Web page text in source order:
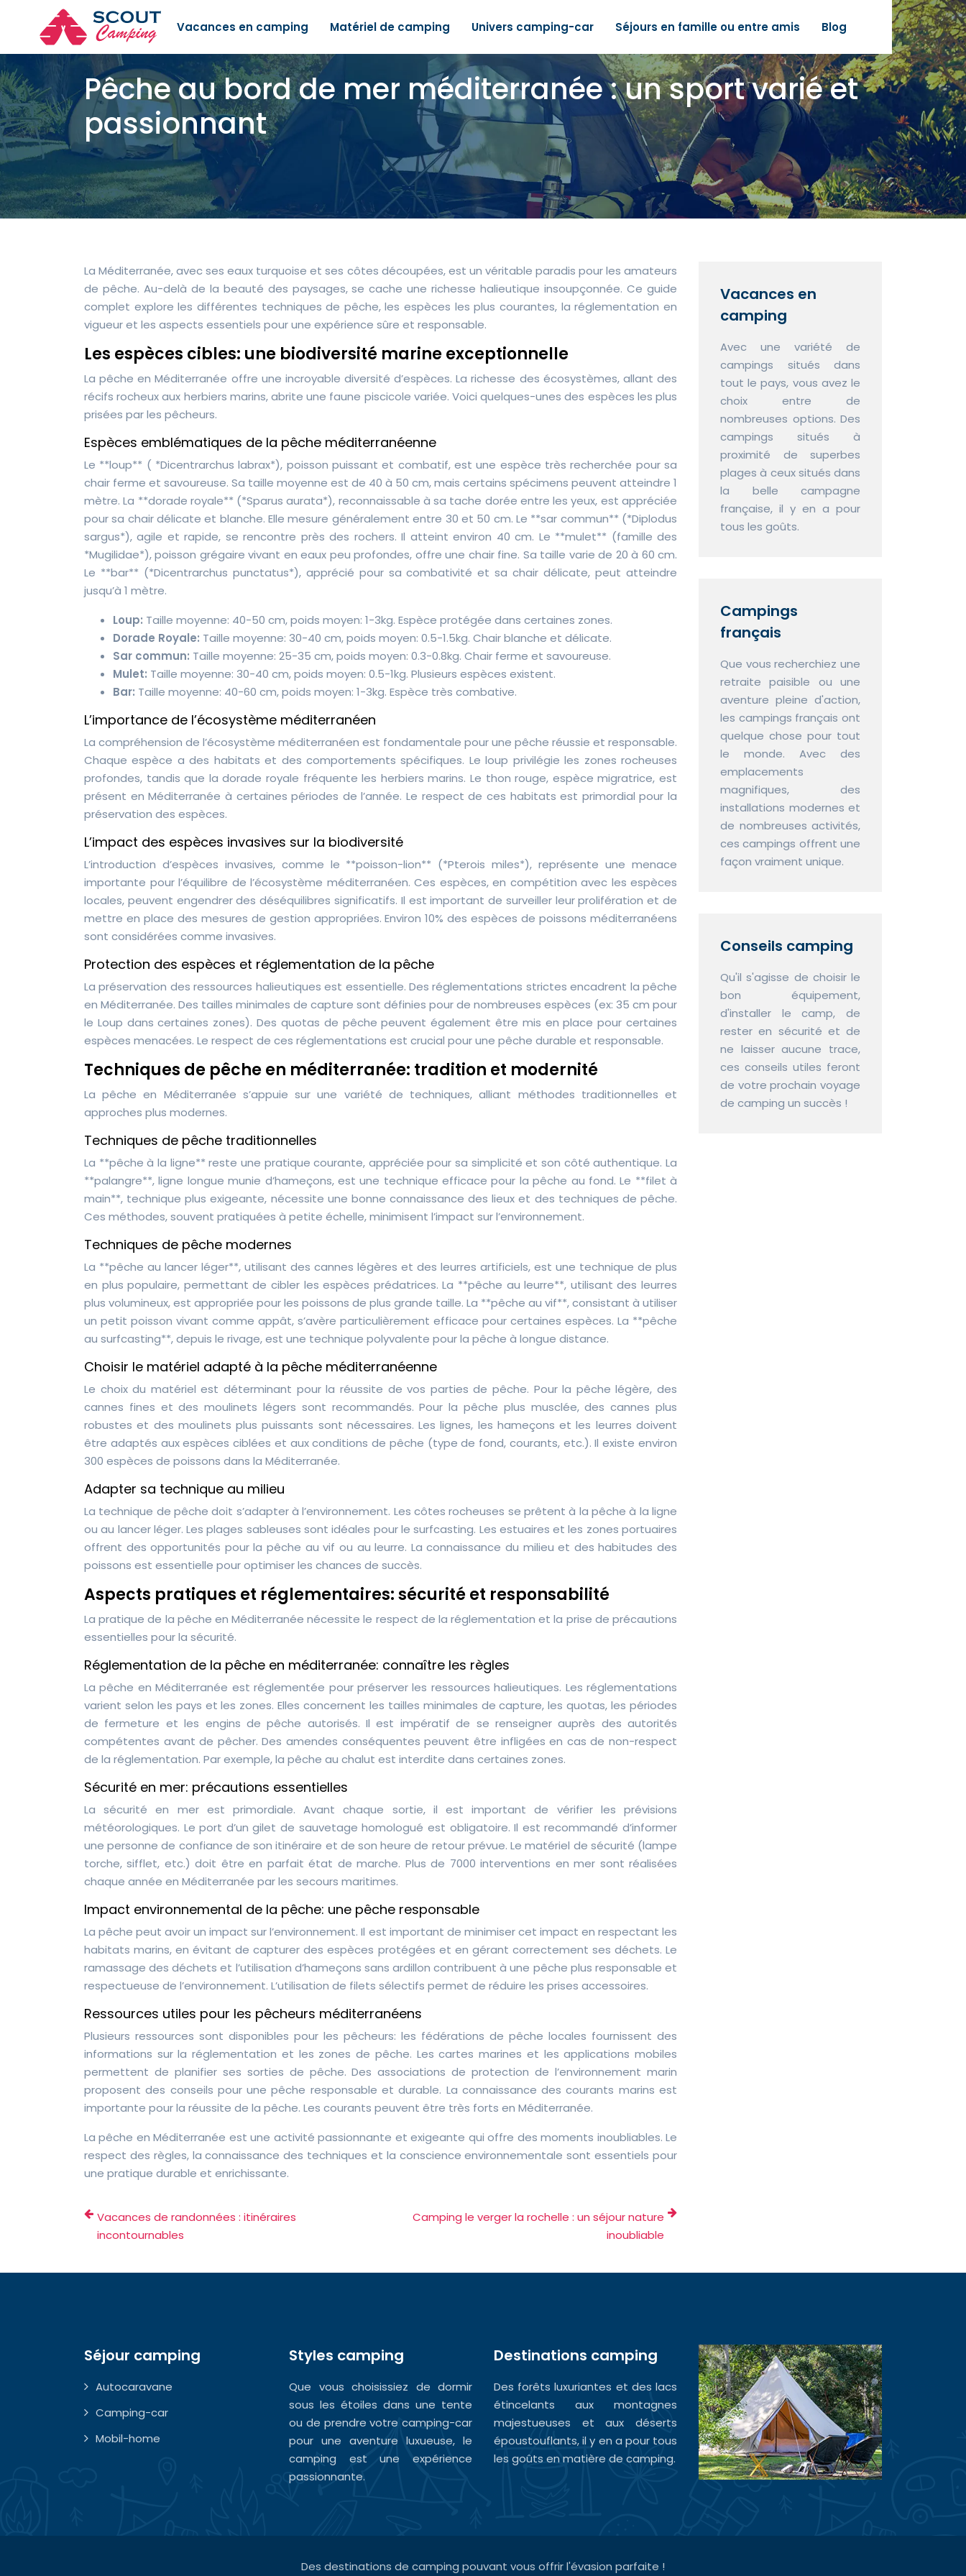
Vacances en camping Matériel de camping Univers camping-car Séjours en famille ou entre amis Blog
Pêche au bord de mer méditerranée : un sport varié et
passionnant
La Méditerranée, avec ses eaux turquoise et ses côtes découpées, est un véritable paradis pour les amateurs
de pêche. Au-delà de la beauté des paysages, se cache une richesse halieutique insoupçonnée. Ce guide
complet explore les différentes techniques de pêche, les espèces les plus courantes, la réglementation en
vigueur et les aspects essentiels pour une expérience sûre et responsable.
Les espèces cibles: une biodiversité marine exceptionnelle
La pêche en Méditerranée offre une incroyable diversité d’espèces. La richesse des écosystèmes, allant des
récifs rocheux aux herbiers marins, abrite une faune piscicole variée. Voici quelques-unes des espèces les plus
prisées par les pêcheurs.
Espèces emblématiques de la pêche méditerranéenne
Le **loup** ( *Dicentrarchus labrax*), poisson puissant et combatif, est une espèce très recherchée pour sa
chair ferme et savoureuse. Sa taille moyenne est de 40 à 50 cm, mais certains spécimens peuvent atteindre 1
mètre. La **dorade royale** (*Sparus aurata*), reconnaissable à sa tache dorée entre les yeux, est appréciée
pour sa chair délicate et blanche. Elle mesure généralement entre 30 et 50 cm. Le **sar commun** (*Diplodus
sargus*), agile et rapide, se rencontre près des rochers. Il atteint environ 40 cm. Le **mulet** (famille des
*Mugilidae*), poisson grégaire vivant en eaux peu profondes, offre une chair fine. Sa taille varie de 20 à 60 cm.
Le **bar** (*Dicentrarchus punctatus*), apprécié pour sa combativité et sa chair délicate, peut atteindre
jusqu’à 1 mètre.
Loup: Taille moyenne: 40-50 cm, poids moyen: 1-3kg. Espèce protégée dans certaines zones.
Dorade Royale: Taille moyenne: 30-40 cm, poids moyen: 0.5-1.5kg. Chair blanche et délicate.
Sar commun: Taille moyenne: 25-35 cm, poids moyen: 0.3-0.8kg. Chair ferme et savoureuse.
Mulet: Taille moyenne: 30-40 cm, poids moyen: 0.5-1kg. Plusieurs espèces existent.
Bar: Taille moyenne: 40-60 cm, poids moyen: 1-3kg. Espèce très combative.
L’importance de l’écosystème méditerranéen
La compréhension de l’écosystème méditerranéen est fondamentale pour une pêche réussie et responsable.
Chaque espèce a des habitats et des comportements spécifiques. Le loup privilégie les zones rocheuses
profondes, tandis que la dorade royale fréquente les herbiers marins. Le thon rouge, espèce migratrice, est
présent en Méditerranée à certaines périodes de l’année. Le respect de ces habitats est primordial pour la
préservation des espèces.
L’impact des espèces invasives sur la biodiversité
L’introduction d’espèces invasives, comme le **poisson-lion** (*Pterois miles*), représente une menace
importante pour l’équilibre de l’écosystème méditerranéen. Ces espèces, en compétition avec les espèces
locales, peuvent engendrer des déséquilibres significatifs. Il est important de surveiller leur prolifération et de
mettre en place des mesures de gestion appropriées. Environ 10% des espèces de poissons méditerranéens
sont considérées comme invasives.
Protection des espèces et réglementation de la pêche
La préservation des ressources halieutiques est essentielle. Des réglementations strictes encadrent la pêche
en Méditerranée. Des tailles minimales de capture sont définies pour de nombreuses espèces (ex: 35 cm pour
le Loup dans certaines zones). Des quotas de pêche peuvent également être mis en place pour certaines
espèces menacées. Le respect de ces réglementations est crucial pour une pêche durable et responsable.
Techniques de pêche en méditerranée: tradition et modernité
La pêche en Méditerranée s’appuie sur une variété de techniques, alliant méthodes traditionnelles et
approches plus modernes.
Techniques de pêche traditionnelles
La **pêche à la ligne** reste une pratique courante, appréciée pour sa simplicité et son côté authentique. La
**palangre**, ligne longue munie d’hameçons, est une technique efficace pour la pêche au fond. Le **filet à
main**, technique plus exigeante, nécessite une bonne connaissance des lieux et des techniques de pêche.
Ces méthodes, souvent pratiquées à petite échelle, minimisent l’impact sur l’environnement.
Techniques de pêche modernes
La **pêche au lancer léger**, utilisant des cannes légères et des leurres artificiels, est une technique de plus
en plus populaire, permettant de cibler les espèces prédatrices. La **pêche au leurre**, utilisant des leurres
plus volumineux, est appropriée pour les poissons de plus grande taille. La **pêche au vif**, consistant à utiliser
un petit poisson vivant comme appât, s’avère particulièrement efficace pour certaines espèces. La **pêche
au surfcasting**, depuis le rivage, est une technique polyvalente pour la pêche à longue distance.
Choisir le matériel adapté à la pêche méditerranéenne
Le choix du matériel est déterminant pour la réussite de vos parties de pêche. Pour la pêche légère, des
cannes fines et des moulinets légers sont recommandés. Pour la pêche plus musclée, des cannes plus
robustes et des moulinets plus puissants sont nécessaires. Les lignes, les hameçons et les leurres doivent
être adaptés aux espèces ciblées et aux conditions de pêche (type de fond, courants, etc.). Il existe environ
300 espèces de poissons dans la Méditerranée.
Adapter sa technique au milieu
La technique de pêche doit s’adapter à l’environnement. Les côtes rocheuses se prêtent à la pêche à la ligne
ou au lancer léger. Les plages sableuses sont idéales pour le surfcasting. Les estuaires et les zones portuaires
offrent des opportunités pour la pêche au vif ou au leurre. La connaissance du milieu et des habitudes des
poissons est essentielle pour optimiser les chances de succès.
Aspects pratiques et réglementaires: sécurité et responsabilité
La pratique de la pêche en Méditerranée nécessite le respect de la réglementation et la prise de précautions
essentielles pour la sécurité.
Réglementation de la pêche en méditerranée: connaître les règles
La pêche en Méditerranée est réglementée pour préserver les ressources halieutiques. Les réglementations
varient selon les pays et les zones. Elles concernent les tailles minimales de capture, les quotas, les périodes
de fermeture et les engins de pêche autorisés. Il est impératif de se renseigner auprès des autorités
compétentes avant de pêcher. Des amendes conséquentes peuvent être infligées en cas de non-respect
de la réglementation. Par exemple, la pêche au chalut est interdite dans certaines zones.
Sécurité en mer: précautions essentielles
La sécurité en mer est primordiale. Avant chaque sortie, il est important de vérifier les prévisions
météorologiques. Le port d’un gilet de sauvetage homologué est obligatoire. Il est recommandé d’informer
une personne de confiance de son itinéraire et de son heure de retour prévue. Le matériel de sécurité (lampe
torche, sifflet, etc.) doit être en parfait état de marche. Plus de 7000 interventions en mer sont réalisées
chaque année en Méditerranée par les secours maritimes.
Impact environnemental de la pêche: une pêche responsable
La pêche peut avoir un impact sur l’environnement. Il est important de minimiser cet impact en respectant les
habitats marins, en évitant de capturer des espèces protégées et en gérant correctement ses déchets. Le
ramassage des déchets et l’utilisation d’hameçons sans ardillon contribuent à une pêche plus responsable et
respectueuse de l’environnement. L’utilisation de filets sélectifs permet de réduire les prises accessoires.
Ressources utiles pour les pêcheurs méditerranéens
Plusieurs ressources sont disponibles pour les pêcheurs: les fédérations de pêche locales fournissent des
informations sur la réglementation et les zones de pêche. Les cartes marines et les applications mobiles
permettent de planifier ses sorties de pêche. Des associations de protection de l’environnement marin
proposent des conseils pour une pêche responsable et durable. La connaissance des courants marins est
importante pour la réussite de la pêche. Les courants peuvent être très forts en Méditerranée.
La pêche en Méditerranée est une activité passionnante et exigeante qui offre des moments inoubliables. Le
respect des règles, la connaissance des techniques et la conscience environnementale sont essentiels pour
une pratique durable et enrichissante.
Vacances de randonnées : itinéraires
incontournables
Camping le verger la rochelle : un séjour nature
inoubliable
Vacances en
camping
Avec une variété de
campings situés dans
tout le pays, vous avez le
choix entre de
nombreuses options. Des
campings situés à
proximité de superbes
plages à ceux situés dans
la belle campagne
française, il y en a pour
tous les goûts.
Campings
français
Que vous recherchiez une
retraite paisible ou une
aventure pleine d'action,
les campings français ont
quelque chose pour tout
le monde. Avec des
emplacements
magnifiques, des
installations modernes et
de nombreuses activités,
ces campings offrent une
façon vraiment unique.
Conseils camping
Qu'il s'agisse de choisir le
bon équipement,
d'installer le camp, de
rester en sécurité et de
ne laisser aucune trace,
ces conseils utiles feront
de votre prochain voyage
de camping un succès !
Séjour camping
Autocaravane
Camping-car
Mobil-home
Styles camping
Que vous choisissiez de dormir
sous les étoiles dans une tente
ou de prendre votre camping-car
pour une aventure luxueuse, le
camping est une expérience
passionnante.
Destinations camping
Des forêts luxuriantes et des lacs
étincelants aux montagnes
majestueuses et aux déserts
époustouflants, il y en a pour tous
les goûts en matière de camping.
Des destinations de camping pouvant vous offrir l'évasion parfaite !